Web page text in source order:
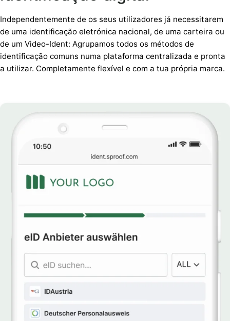
Independentemente de os seus utilizadores já necessitarem
de uma identificação eletrónica nacional, de uma carteira ou
de um Video-Ident: Agrupamos todos os métodos de
identificação comuns numa plataforma centralizada e pronta
a utilizar. Completamente flexível e com a tua própria marca.